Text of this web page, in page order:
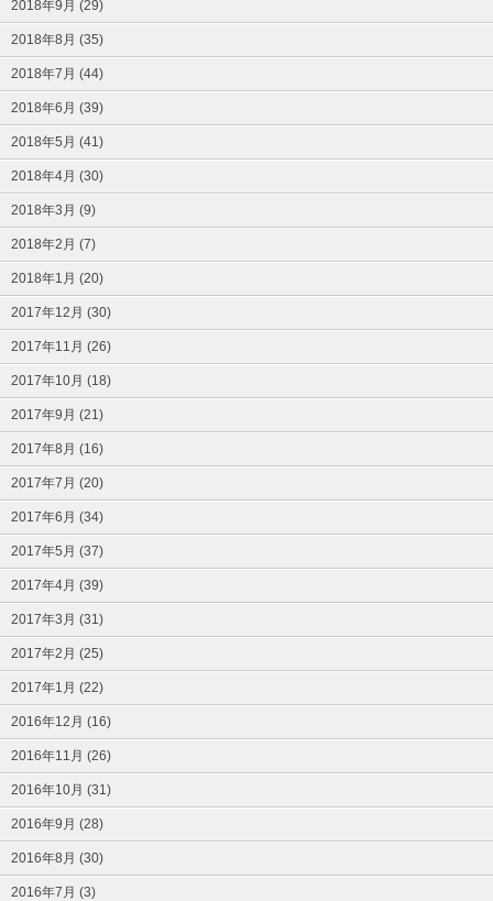
2018年9月 (29)
2018年8月 (35)
2018年7月 (44)
2018年6月 (39)
2018年5月 (41)
2018年4月 (30)
2018年3月 (9)
2018年2月 (7)
2018年1月 (20)
2017年12月 (30)
2017年11月 (26)
2017年10月 (18)
2017年9月 (21)
2017年8月 (16)
2017年7月 (20)
2017年6月 (34)
2017年5月 (37)
2017年4月 (39)
2017年3月 (31)
2017年2月 (25)
2017年1月 (22)
2016年12月 (16)
2016年11月 (26)
2016年10月 (31)
2016年9月 (28)
2016年8月 (30)
2016年7月 (3)